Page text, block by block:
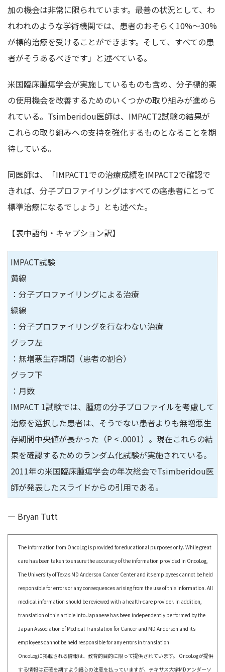
加の機会は非常に限られています。最善の状況として、わ
れわれのような学術機関では、患者のおそらく10%～30%
が標的治療を受けることができます。そして、すべての患
者がそうあるべきです」と述べている。
米国臨床腫瘍学会が実施しているものも含め、分子標的薬
の使用機会を改善するためのいくつかの取り組みが進めら
れている。Tsimberidou医師は、IMPACT2試験の結果が
これらの取り組みへの支持を強化するものとなることを期
待している。
同医師は、「IMPACT1での治療成績をIMPACT2で確認で
きれば、分子プロファイリングはすべての癌患者にとって
標準治療になるでしょう」とも述べた。
【表中語句・キャプション訳】
IMPACT試験
黄線
：分子プロファイリングによる治療
緑線
：分子プロファイリングを行なわない治療
グラフ左
：無増悪生存期間（患者の割合）
グラフ下
：月数
IMPACT 1試験では、腫瘍の分子プロファイルを考慮して
治療を選択した患者は、そうでない患者よりも無増悪生
存期間中央値が長かった（P < .0001）。現在これらの結
果を確認するためのランダム化試験が実施されている。
2011年の米国臨床腫瘍学会の年次総会でTsimberidou医
師が発表したスライドからの引用である。
— Bryan Tutt
The information from OncoLog is provided for educational purposes only. While great
care has been taken to ensure the accuracy of the information provided in OncoLog,
The University of Texas MD Anderson Cancer Center and its employees cannot be held
responsible for errors or any consequences arising from the use of this information. All
medical information should be reviewed with a health-care provider. In addition,
translation of this article into Japanese has been independently performed by the
Japan Association of Medical Translation for Cancer and MD Anderson and its
employees cannot be held responsible for any errors in translation.
OncoLogに掲載される情報は、教育的目的に限って提供されています。 OncoLogが提供
する情報は正確を期すよう細心の注意を払っていますが、テキサス大学MDアンダーソ